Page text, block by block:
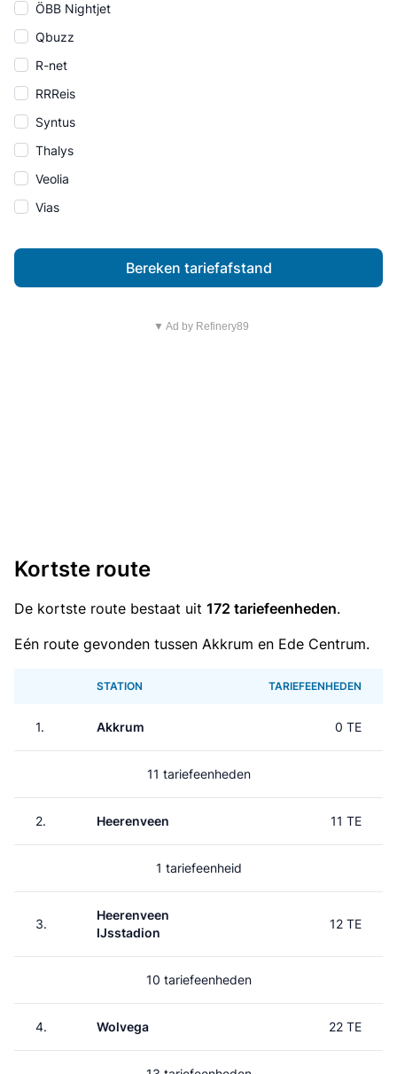
ÖBB Nightjet
Qbuzz
R-net
RRReis
Syntus
Thalys
Veolia
Vias
Bereken tariefafstand
▼ Ad by Refinery89
Kortste route
De kortste route bestaat uit 172 tariefeenheden.
Eén route gevonden tussen Akkrum en Ede Centrum.
STATION TARIEFEENHEDEN
1. Akkrum 0 TE
11 tariefeenheden
2. Heerenveen 11 TE
1 tariefeenheid
3.
Heerenveen
IJsstadion
12 TE
10 tariefeenheden
4. Wolvega 22 TE